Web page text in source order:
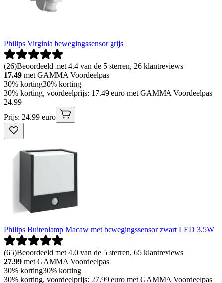
Philips Virginia bewegingssensor grijs
(26)Beoordeeld met 4.4 van de 5 sterren, 26 klantreviews
17.49 met GAMMA Voordeelpas
30% korting30% korting
30% korting, voordeelprijs: 17.49 euro met GAMMA Voordeelpas
24.99
Prijs: 24.99 euro
Philips Buitenlamp Macaw met bewegingssensor zwart LED 3.5W
(65)Beoordeeld met 4.0 van de 5 sterren, 65 klantreviews
27.99 met GAMMA Voordeelpas
30% korting30% korting
30% korting, voordeelprijs: 27.99 euro met GAMMA Voordeelpas